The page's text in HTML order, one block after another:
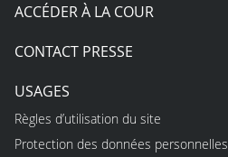
ACCÉDER À LA COUR
CONTACT PRESSE
USAGES
Règles d’utilisation du site
Protection des données personnelles